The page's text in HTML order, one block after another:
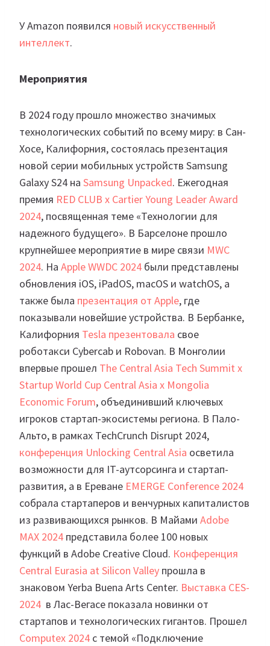
У Amazon появился новый искусственный
интеллект.
Мероприятия
В 2024 году прошло множество значимых
технологических событий по всему миру: в Сан-
Хосе, Калифорния, состоялась презентация
новой серии мобильных устройств Samsung
Galaxy S24 на Samsung Unpacked. Ежегодная
премия RED CLUB x Cartier Young Leader Award
2024, посвященная теме «Технологии для
надежного будущего». В Барселоне прошло
крупнейшее мероприятие в мире связи MWC
2024. На Apple WWDC 2024 были представлены
обновления iOS, iPadOS, macOS и watchOS, а
также была презентация от Apple, где
показывали новейшие устройства. В Бербанке,
Калифорния Tesla презентовала свое
роботакси Cybercab и Robovan. В Монголии
впервые прошел The Central Asia Tech Summit x
Startup World Cup Central Asia x Mongolia
Economic Forum, объединивший ключевых
игроков стартап-экосистемы региона. В Пало-
Альто, в рамках TechCrunch Disrupt 2024,
конференция Unlocking Central Asia осветила
возможности для IT-аутсорсинга и стартап-
развития, а в Ереване EMERGE Conference 2024
собрала стартаперов и венчурных капиталистов
из развивающихся рынков. В Майами Adobe
MAX 2024 представила более 100 новых
функций в Adobe Creative Cloud. Конференция
Central Eurasia at Silicon Valley прошла в
знаковом Yerba Buena Arts Center. Выставка CES-
2024 в Лас-Вегасе показала новинки от
стартапов и технологических гигантов. Прошел
Computex 2024 с темой «Подключение